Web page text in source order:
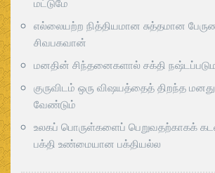
எல்லையற்ற நித்தியமான சுத்தமான
சிவபகவான்
மனதின் சிந்தனைகளால் சக்தி
குருவிடம் ஒரு விஷயத்தைத் திறந்த
வேண்டும்
உலகப் பொருள்களைப் பெறுவதற்காகக்
பக்தி உண்மையான பக்தியல்ல